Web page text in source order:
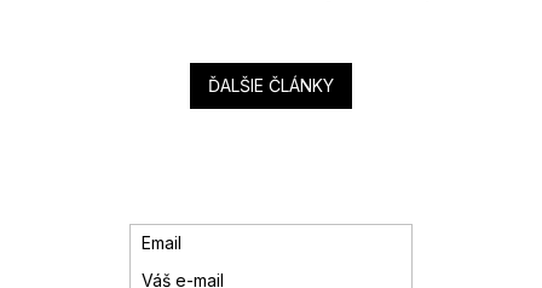
ĎALŠIE ČLÁNKY
Email